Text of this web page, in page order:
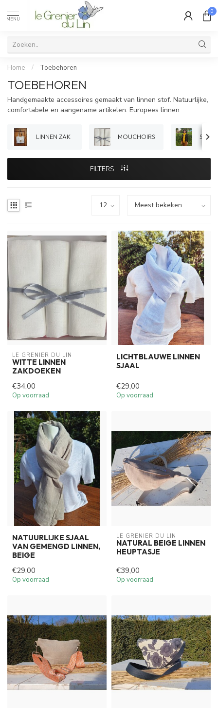
MENU
0
Home / Toebehoren
TOEBEHOREN
Handgemaakte accessoires gemaakt van linnen stof. Natuurlijke,
comfortabele en aangename artikelen. Europees linnen
LINNEN ZAK MOUCHOIRS
FILTERS
LE GRENIER DU LIN
WITTE LINNEN
ZAKDOEKEN
€34,00
Op voorraad
LICHTBLAUWE LINNEN
SJAAL
€29,00
Op voorraad
NATUURLIJKE SJAAL
VAN GEMENGD LINNEN,
BEIGE
€29,00
Op voorraad
LE GRENIER DU LIN
NATURAL BEIGE LINNEN
HEUPTASJE
€39,00
Op voorraad